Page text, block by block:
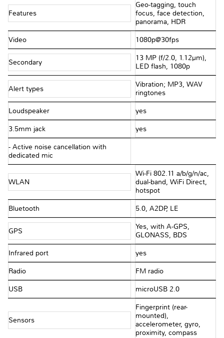
Features
Geo-tagging, touch
focus, face detection,
panorama, HDR
Video 1080p@30fps
Secondary
13 MP (f/2.0, 1.12µm),
LED flash, 1080p
Alert types
Vibration; MP3, WAV
ringtones
Loudspeaker yes
3.5mm jack yes
- Active noise cancellation with
dedicated mic
WLAN
Wi-Fi 802.11 a/b/g/n/ac,
dual-band, WiFi Direct,
hotspot
Bluetooth 5.0, A2DP, LE
GPS
Yes, with A-GPS,
GLONASS, BDS
Infrared port yes
Radio FM radio
USB microUSB 2.0
Sensors
Fingerprint (rear-
mounted),
accelerometer, gyro,
proximity, compass